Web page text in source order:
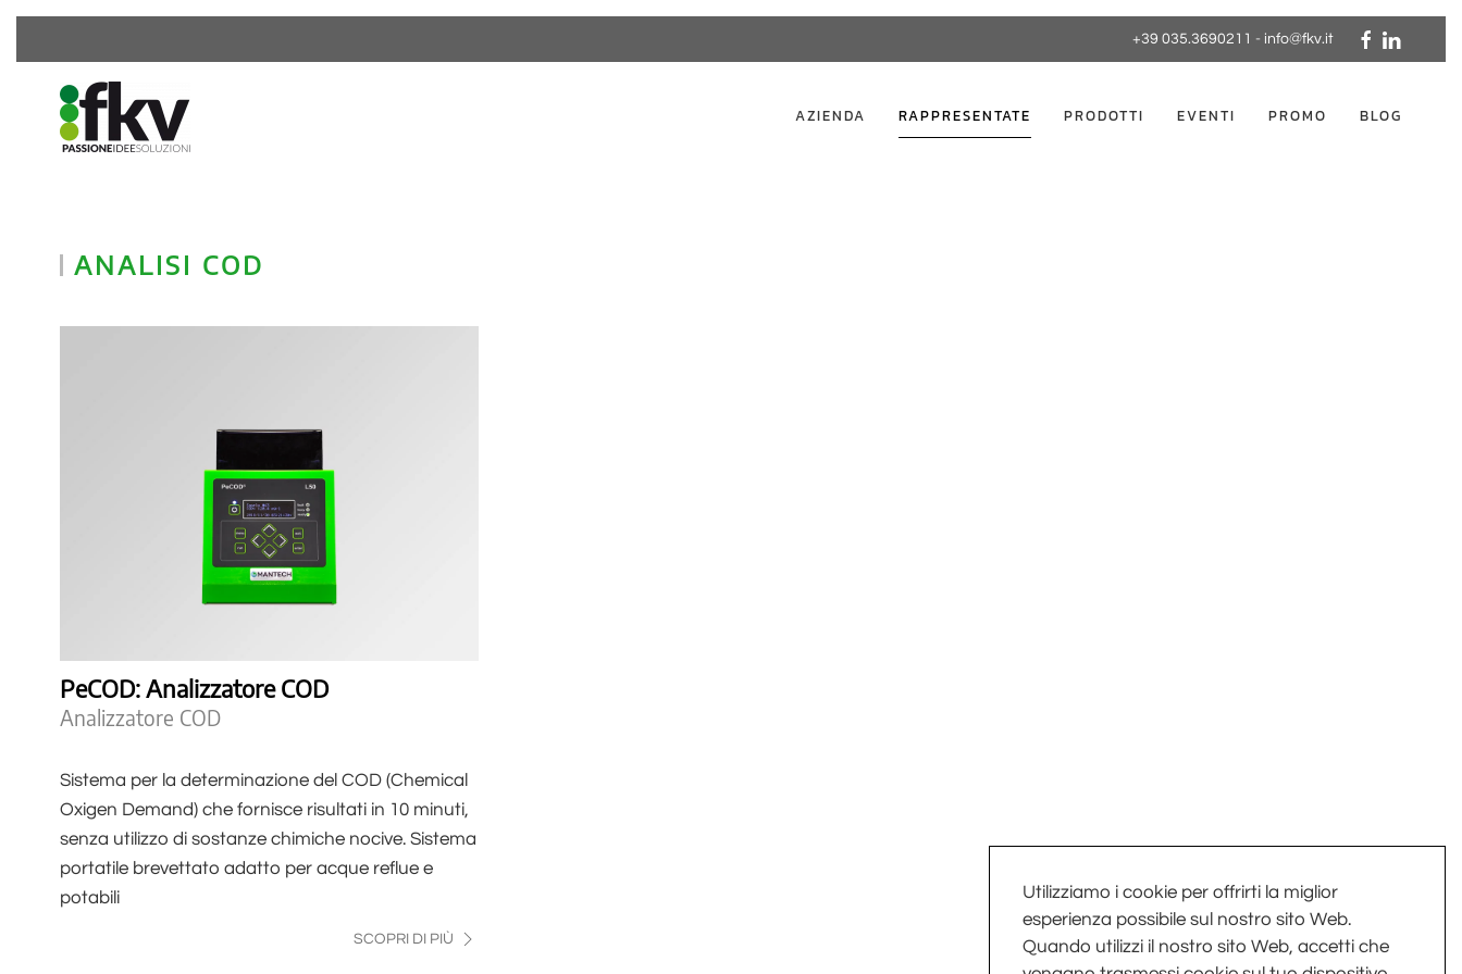
Utilizziamo i cookie per offrirti la miglior
esperienza possibile sul nostro sito Web.
Quando utilizzi il nostro sito Web, accetti che
+39 035.3690211 - info@fkv.it
AZIENDA RAPPRESENTATE PRODOTTI EVENTI PROMO BLOG
ANALISI COD
PeCOD: Analizzatore COD
Analizzatore COD
Sistema per la determinazione del COD (Chemical
Oxigen Demand) che fornisce risultati in 10 minuti,
senza utilizzo di sostanze chimiche nocive. Sistema
portatile brevettato adatto per acque reflue e
potabili
SCOPRI DI PIÙ